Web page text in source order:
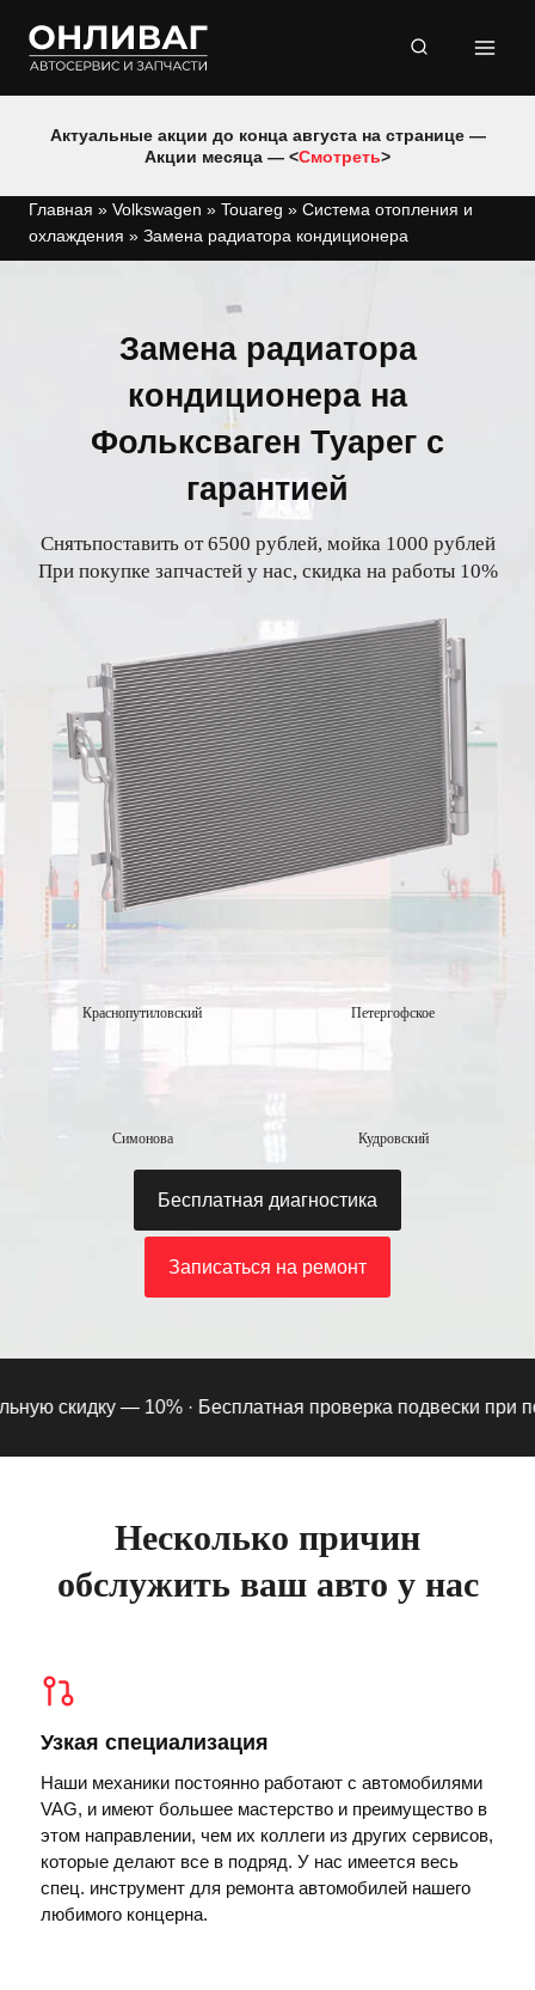
содержимому
Актуальные акции до конца августа на странице —
Акции месяца — <Смотреть>
Главная » Volkswagen » Touareg » Система отопления и
охлаждения » Замена радиатора кондиционера
Замена радиатора
кондиционера на
Фольксваген Туарег с
гарантией
Снятьпоставить от 6500 рублей, мойка 1000 рублей
При покупке запчастей у нас, скидка на работы 10%
Краснопутиловский Петергофское
Симонова Кудровский
Бесплатная диагностика
Записаться на ремонт
скидку — 10% ·Бесплатная проверка подвески при
Несколько причин
обслужить ваш авто у нас
Узкая специализация
Наши механики постоянно работают с автомобилями
VAG, и имеют большее мастерство и преимущество в
этом направлении, чем их коллеги из других сервисов,
которые делают все в подряд. У нас имеется весь
спец. инструмент для ремонта автомобилей нашего
любимого концерна.